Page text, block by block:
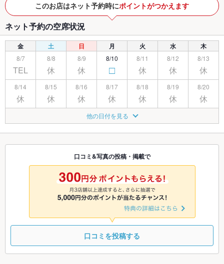
このお店はネット予約時にポイントがつかえます
ネット予約の空席状況
金 土 日 月 火 水 木
8/7
TEL
8/8
休
8/9
休
8/10
□
8/11
休
8/12
休
8/13
休
8/14
休
8/15
休
8/16
休
8/17
休
8/18
休
8/19
休
8/20
休
□ 休
8/23
休
8/24
□
8/25
□ □ 休
8/28 8/29 8/30
休
8/31
□
9/1
□
9/2 9/3
9/6
休 □ □
他の日付を見る
口コミ&写真の投稿・掲載で
口コミを投稿する